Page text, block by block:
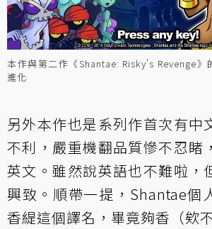
本作與第二作《Shantae: Risky's Revenge》
進化
另外本作也是系列作首次有中
不利，嚴重機翻品質慘不忍睹
英文。雖然說英語也不難啦，
興致。順帶一提，Shantae個
香緹這個譯名，畢竟夠香（欸不